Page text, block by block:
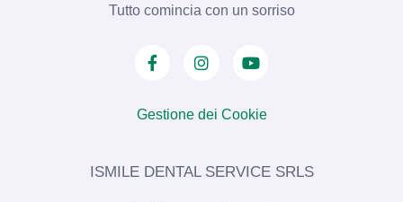
Tutto comincia con un sorriso
Gestione dei Cookie
ISMILE DENTAL SERVICE SRLS​